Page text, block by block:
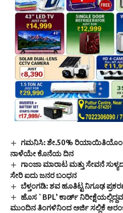
ಗಮನಿಸಿ: ಶೇ.50%
ನಾಳೆಯೇ ಕೊನೆಯ ದಿನ
ಗಾಂಜಾ ಮಾರಾಟ ಮತ್ತು ಸೇವನೆ
ಸೇರಿ ಐದು ಜನರ ಬಂಧನ
ಬೆಳ್ತಂಗಡಿ: ಶವ ಹೂತಿಟ್ಟ ನಿಗೂಢ
ಹೊಸ `BPL’ ಕಾರ್ಡ್
ಮುಂದಿನ ತಿಂಗಳಿನಿಂದ ಅರ್ಜಿ ಸಲ್ಲಿಕೆ